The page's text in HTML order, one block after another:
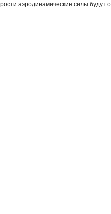
аэродинамические силы будут